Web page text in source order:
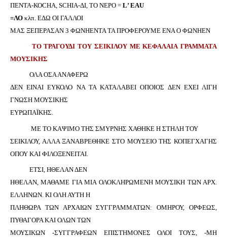
ΠΕΝΤΑ-ΚΟCHA SCHIA-ΔI , ΤΟ NEΡO = L’EAU
=ΛΟ κλπ. ΕΔΩ ΟΙ ΓΑΛΛΟΙ
ΜΑΣ ΞΕΠΕΡΑΣΑΝ 3 ΦΩΝΗΕΝΤΑ ΤΑ ΠΡΟΦΕΡΟΥΜΕ ΕΝΑ Ο ΦΩΝΗΕΝ
ΤΟ ΤΡΑΓΟΥΔΙ ΤΟΥ ΣΕΙΚΙΛΟΥ ΜΕ ΚΕΦΑΛΑΙΑ ΓΡΑΜΜΑΤΑ
ΜΟΥΣΙΚΗΣ
ΟΛΑ ΟΣΑ ΑΝΑΦΕΡΩ
ΔΕΝ ΕΙΝΑΙ ΕΥΚΟΛΟ ΝΑ ΤΑ ΚΑΤΑΛΑΒΕΙ ΟΠΟΙΟΣ ΔΕΝ ΕΧΕΙ ΛΙΓΗ
ΓΝΩΣΗ ΜΟΥΣΙΚΗΣ
ΕΥΡΩΠΑΪΚΗΣ.
ΜΕ ΤΟ ΚΑΨΙΜΟ ΤΗΣ ΣΜΥΡΝΗΣ ΧΑΘΗΚΕ Η ΣΤΗΛΗ ΤΟΥ
ΣΕΙΚΙΛΟΥ, ΑΛΛΑ ΞΑΝΑΒΡΕΘΗΚΕ ΣΤΟ ΜΟΥΣΕΙΟ ΤΗΣ ΚΟΠΕΓΧΑΓΗΣ
ΟΠΟΥ ΚΑΙ ΦΙΛΟΞΕΝΕΙΤΑΙ.
ΕΤΣΙ, ΗΘΕΛΑΝ ΔΕΝ
ΗΘΕΛΑΝ, ΜΑΘΑΜΕ ΓΙΑ ΜΙΑ ΟΛΟΚΛΗΡΩΜΕΝΗ ΜΟΥΣΙΚΗ ΤΩΝ ΑΡΧ.
ΕΛΛΗΝΩΝ. ΚΙ ΟΛΗ ΑΥΤΗ Η
ΠΛΗΘΩΡΑ ΤΩΝ ΑΡΧΑΙΩΝ ΣΥΓΓΡΑΜΜΑΤΩΝ: ΟΜΗΡΟΥ, ΟΡΦΕΩΣ,
ΠΥΘΑΓΟΡΑ ΚΑΙ ΟΛΩΝ ΤΩΝ
ΜΟΥΣΙΚΩΝ -ΣΥΓΓΡΑΦΕΩΝ ΕΠΙΣΤΗΜΟΝΕΣ ΟΛΟΙ ΤΟΥΣ, -ΜΗ